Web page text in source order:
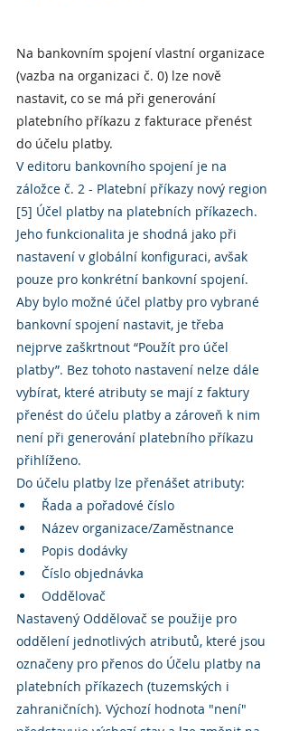
Na bankovním spojení vlastní organizace
(vazba na organizaci č. 0) lze nově
nastavit, co se má při generování
platebního příkazu z fakturace přenést
do účelu platby.
V editoru bankovního spojení je na
záložce č. 2 - Platební příkazy nový region
[5] Účel platby na platebních příkazech.
Jeho funkcionalita je shodná jako při
nastavení v globální konfiguraci, avšak
pouze pro konkrétní bankovní spojení.
Aby bylo možné účel platby pro vybrané
bankovní spojení nastavit, je třeba
nejprve zaškrtnout “Použít pro účel
platby”. Bez tohoto nastavení nelze dále
vybírat, které atributy se mají z faktury
přenést do účelu platby a zároveň k nim
není při generování platebního příkazu
přihlíženo.
Do účelu platby lze přenášet atributy:
Řada a pořadové číslo
Název organizace/Zaměstnance
Popis dodávky
Číslo objednávka
Oddělovač
Nastavený Oddělovač se použije pro
oddělení jednotlivých atributů, které jsou
označeny pro přenos do Účelu platby na
platebních příkazech (tuzemských i
zahraničních). Výchozí hodnota "není"